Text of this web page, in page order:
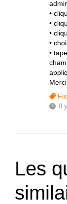
•
•
•
•
•
Merci.
Il
Les